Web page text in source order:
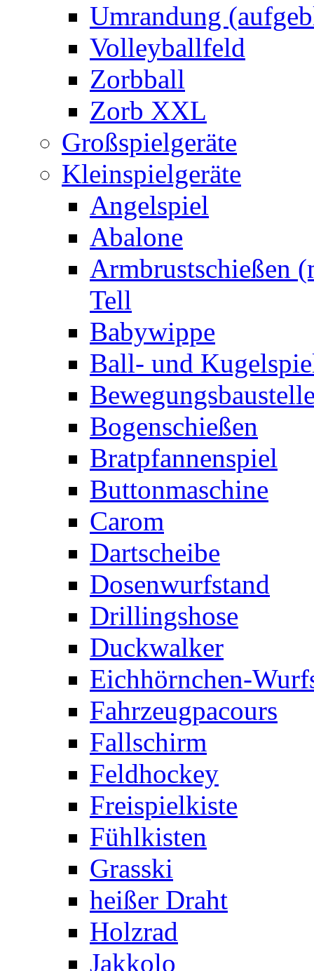
Umrandung
Volleyballfeld
Zorbball
Zorb XXL
Großspielgeräte
Kleinspielgeräte
Angelspiel
Abalone
Armbrustschießen
Tell
Babywippe
Ball- und
Bogenschießen
Bratpfannenspiel
Buttonmaschine
Carom
Dartscheibe
Dosenwurfstand
Drillingshose
Duckwalker
Eichhörnchen-
Fahrzeugpacours
Fallschirm
Feldhockey
Freispielkiste
Fühlkisten
Grasski
heißer Draht
Holzrad
Jakkolo